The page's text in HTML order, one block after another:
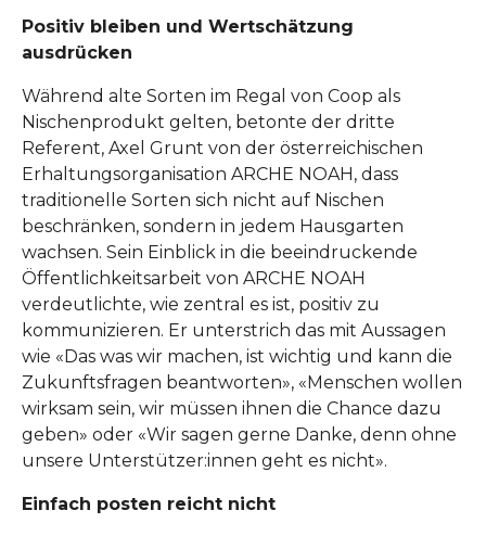
Positiv bleiben und Wertschätzung
ausdrücken
Während alte Sorten im Regal von Coop als
Nischenprodukt gelten, betonte der dritte
Referent, Axel Grunt von der österreichischen
Erhaltungsorganisation ARCHE NOAH, dass
traditionelle Sorten sich nicht auf Nischen
beschränken, sondern in jedem Hausgarten
wachsen. Sein Einblick in die beeindruckende
Öffentlichkeitsarbeit von ARCHE NOAH
verdeutlichte, wie zentral es ist, positiv zu
kommunizieren. Er unterstrich das mit Aussagen
wie «Das was wir machen, ist wichtig und kann die
Zukunftsfragen beantworten», «Menschen wollen
wirksam sein, wir müssen ihnen die Chance dazu
geben» oder «Wir sagen gerne Danke, denn ohne
unsere Unterstützer:innen geht es nicht».
Einfach posten reicht nicht